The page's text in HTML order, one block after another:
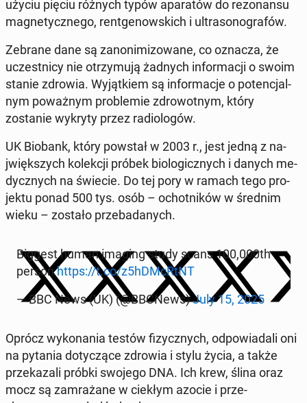
użyciu pięciu różnych typów aparatów do re­zo­nan­su
mag­ne­ty­cznego, rentgenows­kich i ul­tra­sono­grafów.
Zebrane dane są zanon­i­mi­zowane, co oznacza, że
uczest­ni­cy nie otrzy­mu­ją żadnych in­for­ma­cji o swoim
stanie zdrowia. Wyjątkiem są in­for­ma­c­je o po­tenc­jal­
nym poważnym prob­lemie zdrowot­nym, który
zostanie wykryty przez ra­di­ologów.
UK Biobank, który powstał w 2003 r., jest jedną z na­
jwięk­szych kolekcji próbek bi­o­log­icznych i danych me­
dy­cznych na świecie. Do tej pory w ramach tego pro­
jek­tu ponad 500 tys. osób – ochot­ników w średnim
wieku – zostało prze­badanych.
Biggest human imaging study scans 100,000th
personhttps://t.co/z5hDM­cRt­NT
— BBC News (UK) (@BBCNews)July 15, 2025
Oprócz wyko­na­nia testów fizy­cznych, odpowiadali oni
na pytania doty­czące zdrowia i stylu życia, a także
przekaza­li próbki swojego DNA. Ich krew, ślina oraz
mocz są zam­rażane w ciekłym azocie i prze­